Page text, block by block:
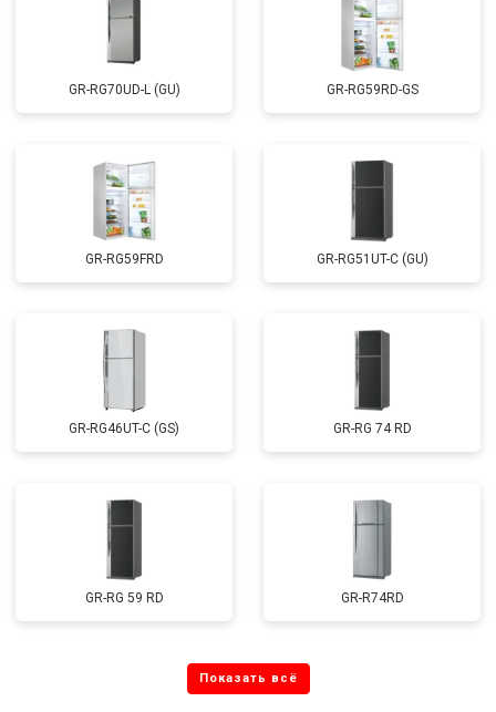
GR-RG70UD-L (GU) GR-RG59RD-GS
GR-RG59FRD GR-RG51UT-C (GU)
GR-RG46UT-C (GS) GR-RG 74 RD
GR-RG 59 RD GR-R74RD